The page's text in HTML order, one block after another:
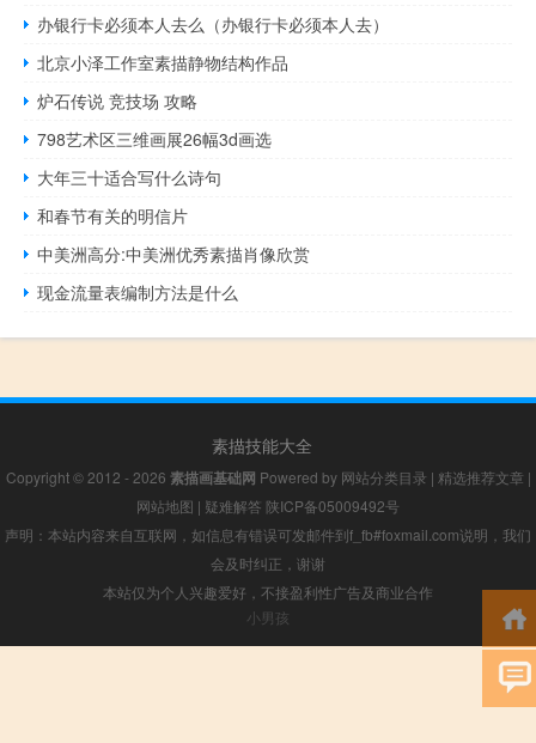
办银行卡必须本人去么（办银行卡必须本人去）
北京小泽工作室素描静物结构作品
炉石传说 竞技场 攻略
798艺术区三维画展26幅3d画选
大年三十适合写什么诗句
和春节有关的明信片
中美洲高分:中美洲优秀素描肖像欣赏
现金流量表编制方法是什么
素描技能大全
Copyright © 2012 - 2026 素描画基础网 Powered by 网站分类目录 | 精选推荐文章 |
网站地图 | 疑难解答 陕ICP备05009492号
声明：本站内容来自互联网，如信息有错误可发邮件到f_fb#foxmail.com说明，我们
会及时纠正，谢谢
本站仅为个人兴趣爱好，不接盈利性广告及商业合作
小男孩